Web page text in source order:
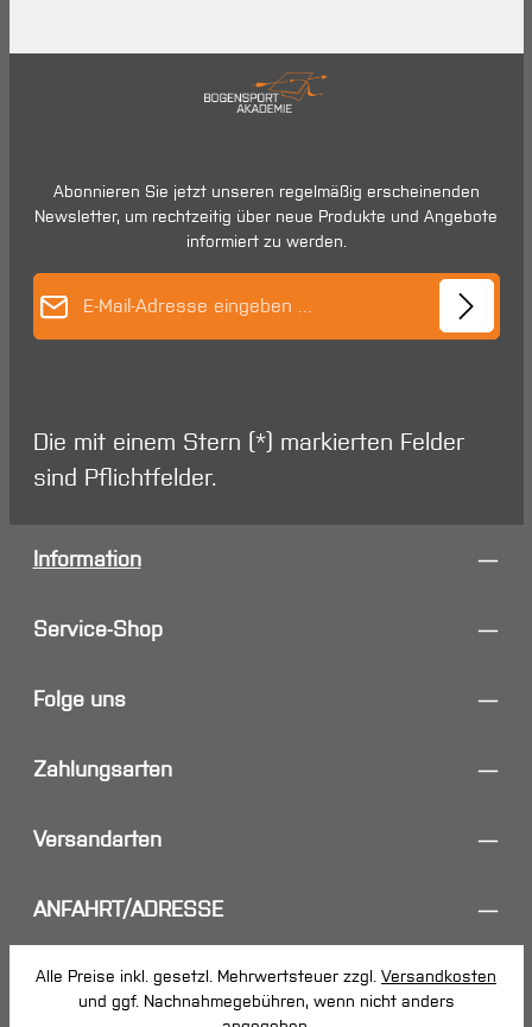
Abonnieren Sie jetzt unseren regelmäßig erscheinenden
Newsletter, um rechtzeitig über neue Produkte und Angebote
informiert zu werden.
Die mit einem Stern (*) markierten Felder
sind Pflichtfelder.
Information
Service-Shop
Folge uns
Zahlungsarten
Versandarten
ANFAHRT/ADRESSE
Alle Preise inkl. gesetzl. Mehrwertsteuer zzgl. Versandkosten
und ggf. Nachnahmegebühren, wenn nicht anders